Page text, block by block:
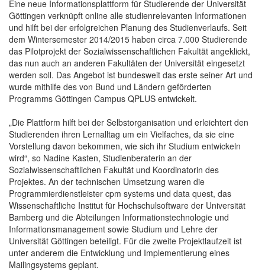
Eine neue Informationsplattform für Studierende der Universität
Göttingen verknüpft online alle studienrelevanten Informationen
und hilft bei der erfolgreichen Planung des Studienverlaufs. Seit
dem Wintersemester 2014/2015 haben circa 7.000 Studierende
das Pilotprojekt der Sozialwissenschaftlichen Fakultät angeklickt,
das nun auch an anderen Fakultäten der Universität eingesetzt
werden soll. Das Angebot ist bundesweit das erste seiner Art und
wurde mithilfe des von Bund und Ländern geförderten
Programms Göttingen Campus QPLUS entwickelt.
„Die Plattform hilft bei der Selbstorganisation und erleichtert den
Studierenden ihren Lernalltag um ein Vielfaches, da sie eine
Vorstellung davon bekommen, wie sich ihr Studium entwickeln
wird“, so Nadine Kasten, Studienberaterin an der
Sozialwissenschaftlichen Fakultät und Koordinatorin des
Projektes. An der technischen Umsetzung waren die
Programmierdienstleister cpm systems und data quest, das
Wissenschaftliche Institut für Hochschulsoftware der Universität
Bamberg und die Abteilungen Informationstechnologie und
Informationsmanagement sowie Studium und Lehre der
Universität Göttingen beteiligt. Für die zweite Projektlaufzeit ist
unter anderem die Entwicklung und Implementierung eines
Mailingsystems geplant.